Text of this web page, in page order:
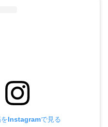
をInstagramで見る